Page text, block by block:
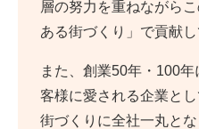
層の努力を重ねながら
ある街づくり」で貢献し
また、創業50年・100
客様に愛される企業と
街づくりに全社一丸と